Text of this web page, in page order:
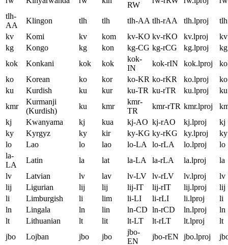
RW
tlh-
AA
Klingon tlh tlh tlh-AA tlh-rAA tlh.lproj
tlh
kv
Komi kv kom kv-KO kv-rKO kv.lproj
kv
kg
Kongo kg kon kg-CG kg-rCG kg.lproj
kg
kok
Konkani kok kok
kok-
IN
kok-rIN kok.lproj
ko
Korean ko kor ko-KR ko-rKR ko.lproj
ko
ku
Kurdish ku kur ku-TR ku-rTR ku.lproj
ku
kmr
Kurmanji
(Kurdish)
ku kmr
kmr-
TR
kmr-rTR kmr.lproj
kj
Kwanyama kj kua kj-AO kj-rAO kj.lproj
kj
ky
Kyrgyz ky kir ky-KG ky-rKG ky.lproj
ky
lo
Lao lo lao lo-LA lo-rLA lo.lproj
lo
la-
LA
Latin la lat la-LA la-rLA la.lproj
la
lv
Latvian lv lav lv-LV lv-rLV lv.lproj
lv
lij
Ligurian lij lij lij-IT lij-rIT lij.lproj
lij
li
Limburgish li lim li-LI li-rLI li.lproj
li
ln
Lingala ln lin ln-CD ln-rCD ln.lproj
ln
lt
Lithuanian lt lit lt-LT lt-rLT lt.lproj
lt
jbo
Lojban jbo jbo
jbo-
EN
jbo-rEN jbo.lproj